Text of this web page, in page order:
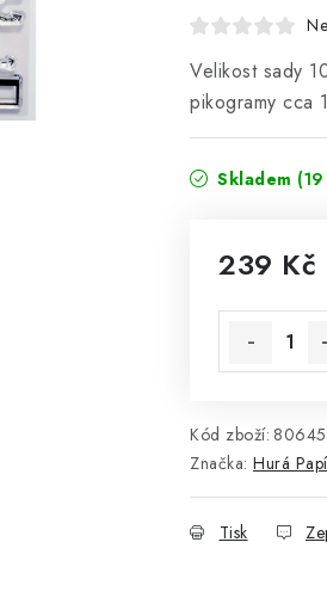
Velikost sady
pikogramy cca
Skladem
239 Kč
Kód zboží: 80645
Značka: Hurá
Tisk